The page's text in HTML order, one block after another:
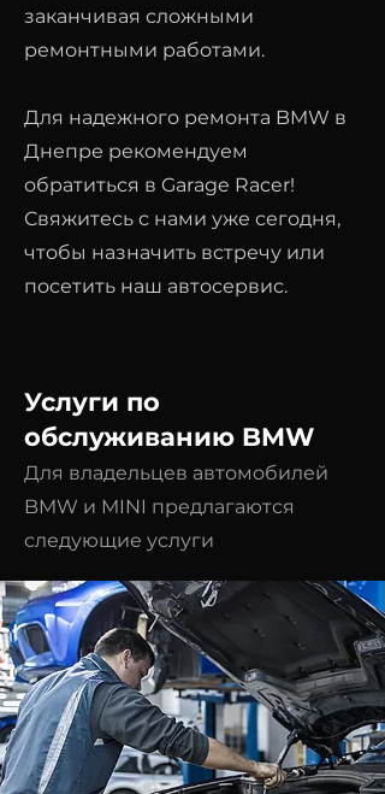
заканчивая сложными
ремонтными работами.
Для надежного ремонта BMW в
Днепре рекомендуем
обратиться в Garage Racer!
Свяжитесь с нами уже сегодня,
чтобы назначить встречу или
посетить наш автосервис.
Услуги по
обслуживанию BMW
Для владельцев автомобилей
BMW и MINI предлагаются
следующие услуги